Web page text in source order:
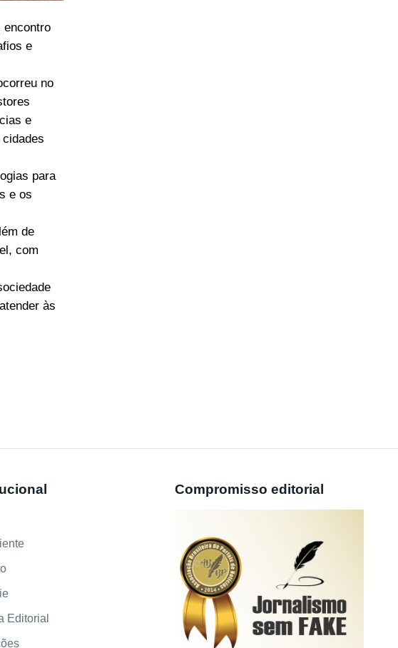
encontro
e
no
e
para
e os
de
com
às
Editorial
Compromisso editorial